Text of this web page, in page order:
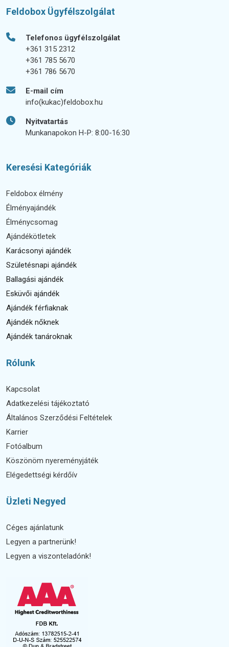
Feldobox Ügyfélszolgálat
Telefonos ügyfélszolgálat
+361 315 2312
+361 785 5670
+361 786 5670
E-mail cím
info(kukac)feldobox.hu
Nyitvatartás
Munkanapokon H-P: 8:00-16:30
Keresési Kategóriák
Feldobox élmény
Élményajándék
Élménycsomag
Ajándékötletek
Karácsonyi ajándék
Születésnapi ajándék
Ballagási ajándék
Esküvői ajándék
Ajándék férfiaknak
Ajándék nőknek
Ajándék tanároknak
Rólunk
Kapcsolat
Adatkezelési tájékoztató
Általános Szerződési Feltételek
Karrier
Fotóalbum
Köszönöm nyereményjáték
Elégedettségi kérdőív
Üzleti Negyed
Céges ajánlatunk
Legyen a partnerünk!
Legyen a viszonteladónk!